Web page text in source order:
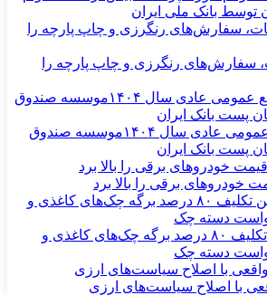
توسط بانک ملی ایران
رنگرزی و چاپ پارچه را
برگزاری جلسه مجمع عمومی عادی سال ۱۴۰۴موسسه صندوق
پست بانک ایران
خودروهای برقی را بالا برد
محاسبه جداگانه تعیین تکلیف ۸۰ درصد برگه چک‌های کاغذی و
دسته چک
با اصلاح سیاست‌های ارزی